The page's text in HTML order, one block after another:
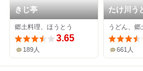
きじ亭
郷土料理、ほうとう
3.65
189人
たけ川う
うどん、郷
661人